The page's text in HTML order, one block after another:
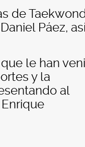
de
Páez,
le han
y la
al